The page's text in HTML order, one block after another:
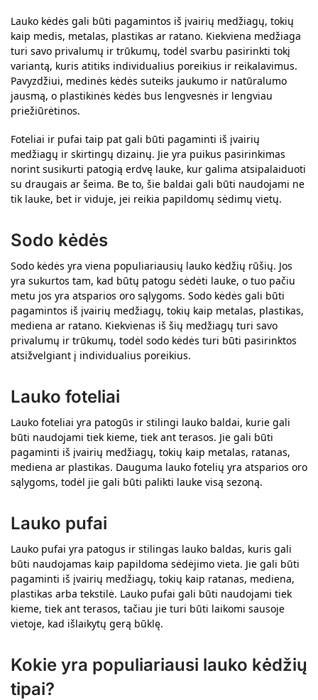
Lauko kėdės gali būti pagamintos iš įvairių medžiagų, tokių
kaip medis, metalas, plastikas ar ratano. Kiekviena medžiaga
turi savo privalumų ir trūkumų, todėl svarbu pasirinkti tokį
variantą, kuris atitiks individualius poreikius ir reikalavimus.
Pavyzdžiui, medinės kėdės suteiks jaukumo ir natūralumo
jausmą, o plastikinės kėdės bus lengvesnės ir lengviau
priežiūrėtinos.
Foteliai ir pufai taip pat gali būti pagaminti iš įvairių
medžiagų ir skirtingų dizainų. Jie yra puikus pasirinkimas
norint susikurti patogią erdvę lauke, kur galima atsipalaiduoti
su draugais ar šeima. Be to, šie baldai gali būti naudojami ne
tik lauke, bet ir viduje, jei reikia papildomų sėdimų vietų.
Sodo kėdės
Sodo kėdės yra viena populiariausių lauko kėdžių rūšių. Jos
yra sukurtos tam, kad būtų patogu sėdėti lauke, o tuo pačiu
metu jos yra atsparios oro sąlygoms. Sodo kėdės gali būti
pagamintos iš įvairių medžiagų, tokių kaip metalas, plastikas,
mediena ar ratano. Kiekvienas iš šių medžiagų turi savo
privalumų ir trūkumų, todėl sodo kėdės turi būti pasirinktos
atsižvelgiant į individualius poreikius.
Lauko foteliai
Lauko foteliai yra patogūs ir stilingi lauko baldai, kurie gali
būti naudojami tiek kieme, tiek ant terasos. Jie gali būti
pagaminti iš įvairių medžiagų, tokių kaip metalas, ratanas,
mediena ar plastikas. Dauguma lauko fotelių yra atsparios oro
sąlygoms, todėl jie gali būti palikti lauke visą sezoną.
Lauko pufai
Lauko pufai yra patogus ir stilingas lauko baldas, kuris gali
būti naudojamas kaip papildoma sėdėjimo vieta. Jie gali būti
pagaminti iš įvairių medžiagų, tokių kaip ratanas, mediena,
plastikas arba tekstilė. Lauko pufai gali būti naudojami tiek
kieme, tiek ant terasos, tačiau jie turi būti laikomi sausoje
vietoje, kad išlaikytų gerą būklę.
Kokie yra populiariausi lauko kėdžių
tipai?